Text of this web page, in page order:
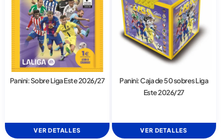
Panini: Sobre Liga Este 2026/27
VER DETALLES
Panini: Caja de 50 sobres Liga
Este 2026/27
VER DETALLES